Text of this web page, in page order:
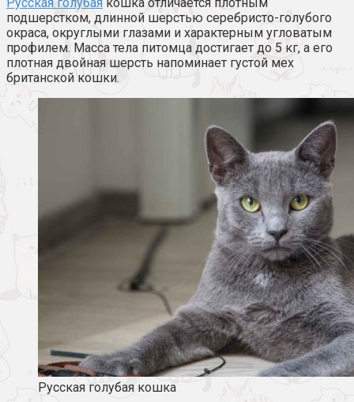
подшерстком, длинной шерстью серебристо-голубого
окраса, округлыми глазами и характерным угловатым
профилем. Масса тела питомца достигает до 5 кг, а его
плотная двойная шерсть напоминает густой мех
британской кошки.
Русская голубая кошка